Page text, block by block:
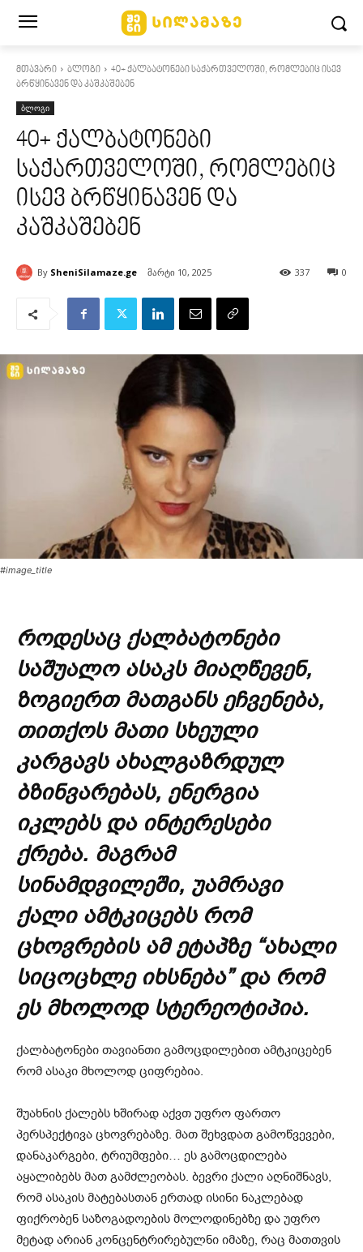
მთავარი ბლოგი
40+ ქალბატონები საქართველოში, რომლებიც ისევ
ბრწყინავენ და კაშკაშებენ
ბლოგი
40+ ქალბატონები
საქართველოში, რომლებიც
ისევ ბრწყინავენ და
კაშკაშებენ
By SheniSilamaze.ge მარტი 10, 2025 0
337
#image_title
როდესაც ქალბატონები
საშუალო ასაკს მიაღწევენ,
ზოგიერთ მათგანს ეჩვენება,
თითქოს მათი სხეული
კარგავს ახალგაზრდულ
ბზინვარებას, ენერგია
იკლებს და ინტერესები
ქრება. მაგრამ
სინამდვილეში, უამრავი
ქალი ამტკიცებს რომ
ცხოვრების ამ ეტაპზე “ახალი
სიცოცხლე იხსნება” და რომ
ეს მხოლოდ სტერეოტიპია.
ქალბატონები თავიანთი გამოცდილებით ამტკიცებენ
რომ ასაკი მხოლოდ ციფრებია.
შუახნის ქალებს ხშირად აქვთ უფრო ფართო
პერსპექტივა ცხოვრებაზე. მათ შეხვდათ გამოწვევები,
დანაკარგები, ტრიუმფები… ეს გამოცდილება
აყალიბებს მათ გამძლეობას. ბევრი ქალი აღნიშნავს,
რომ ასაკის მატებასთან ერთად ისინი ნაკლებად
ფიქრობენ საზოგადოების მოლოდინებზე და უფრო
მეტად არიან კონცენტრირებულნი იმაზე, რაც მათთვის